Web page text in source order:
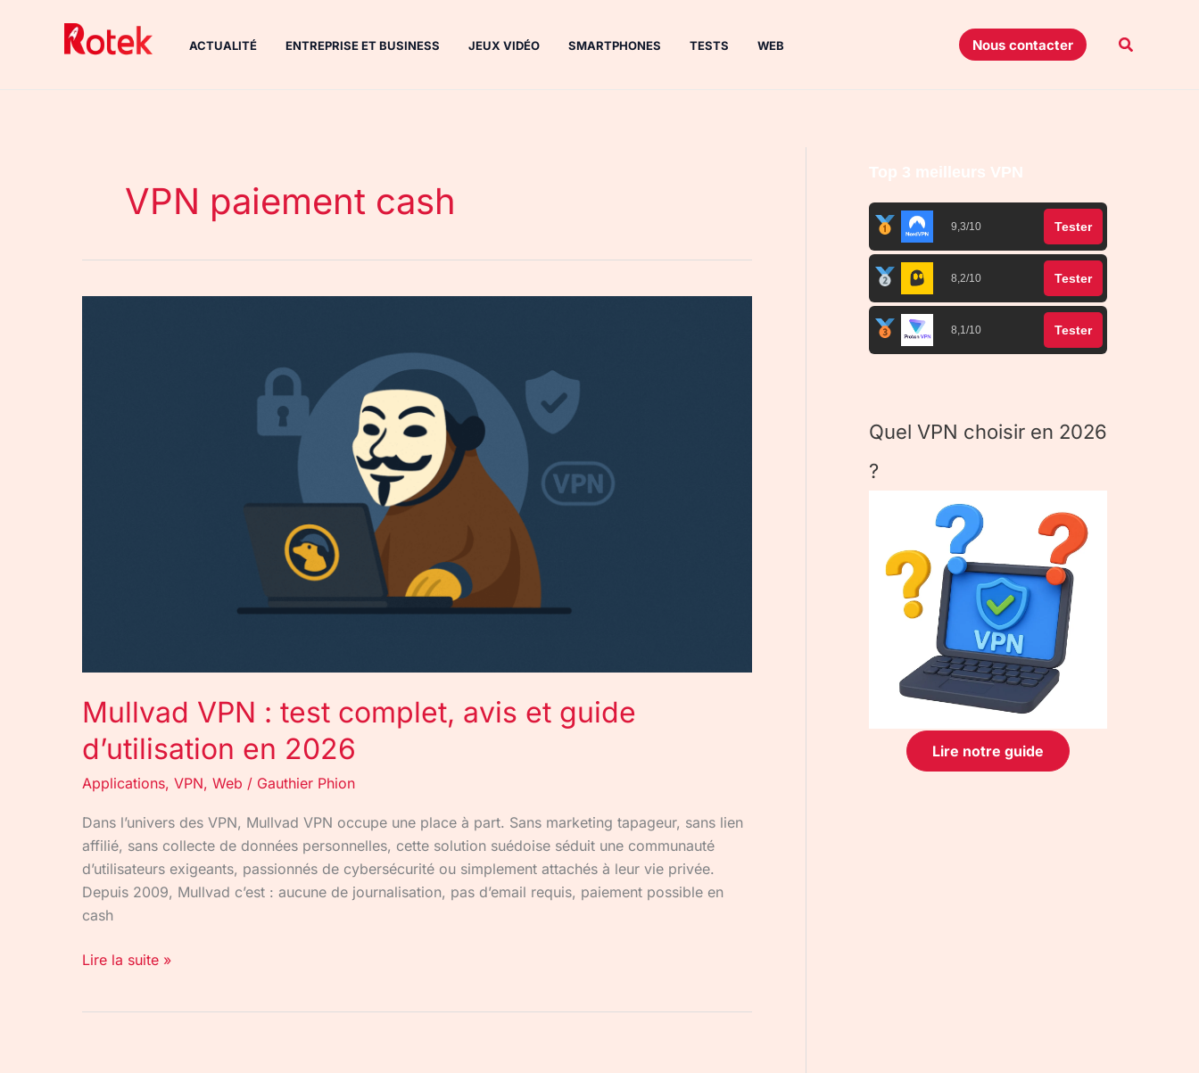
ACTUALITÉ ENTREPRISE ET BUSINESS JEUX VIDÉO SMARTPHONES TESTS WEB Nous contacter
VPN paiement cash
Mullvad VPN : test complet, avis et guide
d’utilisation en 2026
Applications, VPN, Web / Gauthier Phion
Dans l’univers des VPN, Mullvad VPN occupe une place à part. Sans marketing tapageur, sans lien
affilié, sans collecte de données personnelles, cette solution suédoise séduit une communauté
d’utilisateurs exigeants, passionnés de cybersécurité ou simplement attachés à leur vie privée.
Depuis 2009, Mullvad c’est : aucune de journalisation, pas d’email requis, paiement possible en
cash
Lire la suite »
Top 3 meilleurs VPN
9,3/10 Tester
8,2/10 Tester
8,1/10 Tester
Quel VPN choisir en 2026
?
Lire notre guide